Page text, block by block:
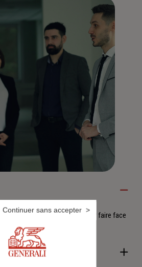
des solutions durables pour faire face
Continuer sans accepter